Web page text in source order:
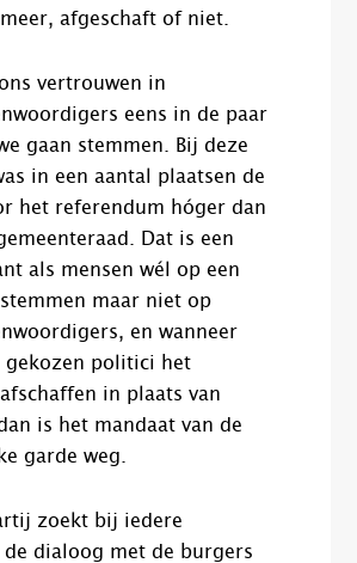
afgeschaft of niet.
vertrouwen in
eens in de paar
gaan stemmen. Bij deze
in een aantal plaatsen de
het referendum hóger dan
Dat is een
als mensen wél op een
maar niet op
, en wanneer
gekozen politici het
in plaats van
is het mandaat van de
garde weg.
zoekt bij iedere
de dialoog met de burgers